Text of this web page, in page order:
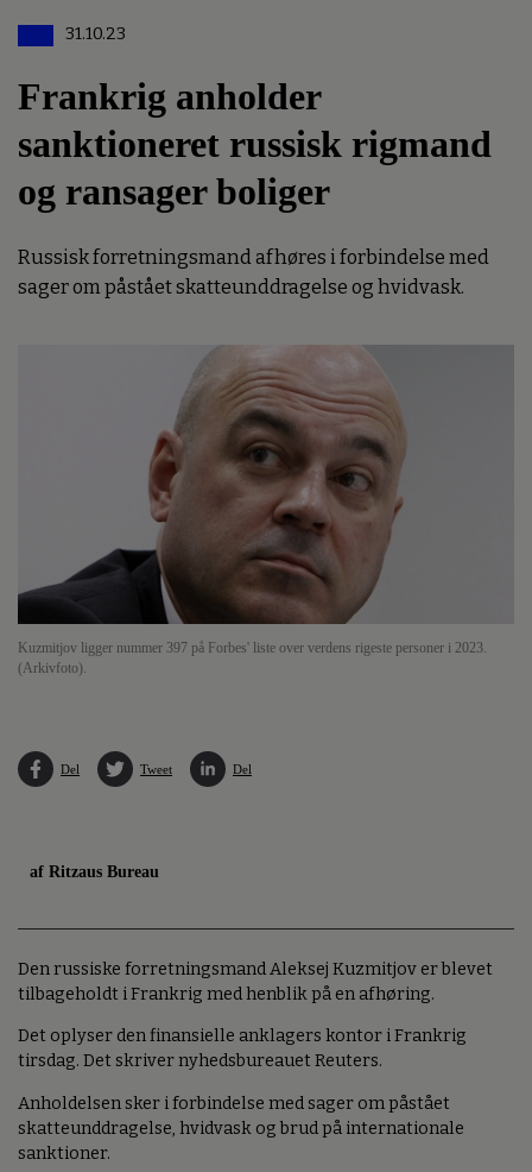
31.10.23
Frankrig anholder
sanktioneret russisk rigmand
og ransager boliger
Russisk forretningsmand afhøres i forbindelse med
sager om påstået skatteunddragelse og hvidvask.
Kuzmitjov ligger nummer 397 på Forbes' liste over verdens rigeste personer i 2023.
(Arkivfoto).
Del Tweet Del
af Ritzaus Bureau
Den russiske forretningsmand Aleksej Kuzmitjov er blevet
tilbageholdt i Frankrig med henblik på en afhøring.
Det oplyser den finansielle anklagers kontor i Frankrig
tirsdag. Det skriver nyhedsbureauet Reuters.
Anholdelsen sker i forbindelse med sager om påstået
skatteunddragelse, hvidvask og brud på internationale
sanktioner.